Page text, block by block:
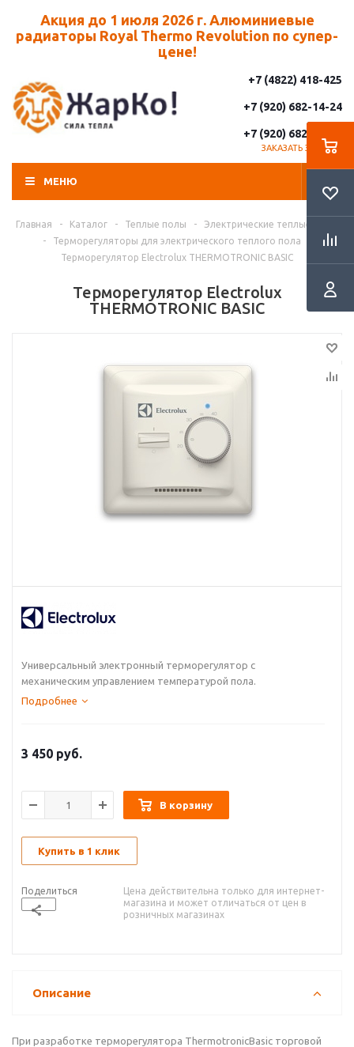
Акция до 1 июля 2026 г. Алюминиевые
радиаторы Royal Thermo Revolution по супер-
цене!
+7 (4822) 418-425
+7 (920) 682-14-24
+7 (920) 682-14-25
ЗАКАЗАТЬ ЗВОНОК
МЕНЮ
Главная - Каталог - Теплые полы -
Электрические теплые полы
-
Терморегуляторы для электрического теплого пола
Терморегулятор Electrolux THERMOTRONIC BASIC
Терморегулятор Electrolux
THERMOTRONIC BASIC
Универсальный электронный терморегулятор с
механическим управлением температурой пола.
Предназначен для...
Подробнее
3 450 руб.
В корзину
Купить в 1 клик
Поделиться
Цена действительна только для интернет-
магазина и может отличаться от цен в
розничных магазинах
Описание
При разработке терморегулятора ThermotronicBasic торговой